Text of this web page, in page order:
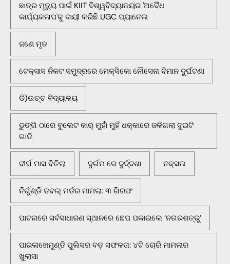
ଛାତ୍ର ମୃତ୍ୟୁ ପାଇଁ KIIT ବିଶ୍ୱବିଦ୍ୟାଳୟର 'ଅବୈଧ
କାର୍ଯ୍ୟକଳାପ'କୁ ଦାୟୀ କରିଛି UGC ପ୍ୟାନେଲ
ଜଣେ ମୃତ
ଟେକ୍ସାସ ନିକଟ ସମୁଦ୍ରରେ ମେକ୍ସିକୋ ନୌସେନା ବିମାନ ଦୁର୍ଘଟଣା
ଡି)ଉଚ୍ଚ ବିଦ୍ୟାଳୟ
ଡୁଙ୍ଗି ଠାରେ ବୁଲେଟ କାର୍ ମୁହାଁ ମୁହିଁ ଧକ୍କାରେ ଜଳିଗଲା ଦୁଇଟି
ଗାଡି
ଦୀର୍ଘ ମାସ ବିତିଲା ଦୁର୍ଗମ ରେ ଦୁର୍ଦ୍ଦଶା ନକ୍ସଲ
ନିର୍ଗୁଣ୍ଡି ଡବଲ୍ ମର୍ଡର ମାମଲା: ୩ ଗିରଫ
ପାଟନାରେ ସର୍ବସାଧାରଣ ସ୍ଥାନରେ ଛେପ ପକାଇଲେ ‘ନଗରଶତ୍ରୁ’
ପାରଳାଖେମୁଣ୍ଡି ପୁଲିସର ବଡ଼ ସଫଳତା: ୪ଟି ଚୋରି ମାମଲାର
ଖୁଲାସା